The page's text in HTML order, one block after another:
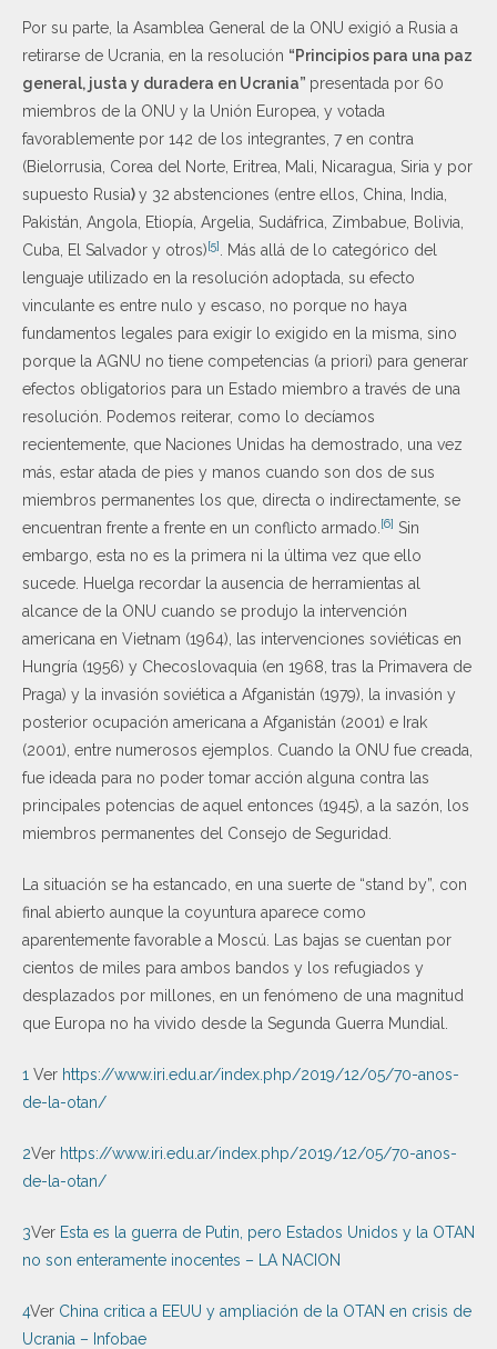
Por su parte, la Asamblea General de la ONU exigió a Rusia a
retirarse de Ucrania, en la resolución “Principios para una paz
general, justa y duradera en Ucrania” presentada por 60
miembros de la ONU y la Unión Europea, y votada
favorablemente por 142 de los integrantes, 7 en contra
(Bielorrusia, Corea del Norte, Eritrea, Mali, Nicaragua, Siria y por
supuesto Rusia)y 32 abstenciones (entre ellos, China, India,
Pakistán, Angola, Etiopía, Argelia, Sudáfrica, Zimbabue, Bolivia,
Cuba, El Salvador y otros)[5]
. Más allá de lo categórico del
lenguaje utilizado en la resolución adoptada, su efecto
vinculante es entre nulo y escaso, no porque no haya
fundamentos legales para exigir lo exigido en la misma, sino
porque la AGNU no tiene competencias (a priori) para generar
efectos obligatorios para un Estado miembro a través de una
resolución. Podemos reiterar, como lo decíamos
recientemente, que Naciones Unidas ha demostrado, una vez
más, estar atada de pies y manos cuando son dos de sus
miembros permanentes los que, directa o indirectamente, se
encuentran frente a frente en un conflicto armado. [6] Sin
embargo, esta no es la primera ni la última vez que ello
sucede. Huelga recordar la ausencia de herramientas al
alcance de la ONU cuando se produjo la intervención
americana en Vietnam (1964), las intervenciones soviéticas en
Hungría (1956) y Checoslovaquia (en 1968, tras la Primavera de
Praga) y la invasión soviética a Afganistán (1979), la invasión y
posterior ocupación americana a Afganistán (2001) e Irak
(2001), entre numerosos ejemplos. Cuando la ONU fue creada,
fue ideada para no poder tomar acción alguna contra las
principales potencias de aquel entonces (1945), a la sazón, los
miembros permanentes del Consejo de Seguridad.
La situación se ha estancado, en una suerte de “stand by”, con
final abierto aunque la coyuntura aparece como
aparentemente favorable a Moscú. Las bajas se cuentan por
cientos de miles para ambos bandos y los refugiados y
desplazados por millones, en un fenómeno de una magnitud
que Europa no ha vivido desde la Segunda Guerra Mundial.
1 Ver https://www.iri.edu.ar/index.php/2019/12/05/70-anos-
de-la-otan/
2Ver https://www.iri.edu.ar/index.php/2019/12/05/70-anos-
de-la-otan/
3Ver Esta es la guerra de Putin, pero Estados Unidos y la OTAN
no son enteramente inocentes – LA NACION
4Ver China critica a EEUU y ampliación de la OTAN en crisis de
Ucrania – Infobae